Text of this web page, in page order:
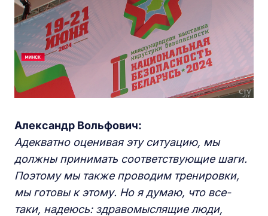
Александр Вольфович:
Адекватно оценивая эту ситуацию, мы
должны принимать соответствующие шаги.
Поэтому мы также проводим тренировки,
мы готовы к этому. Но я думаю, что все-
таки, надеюсь: здравомыслящие люди,